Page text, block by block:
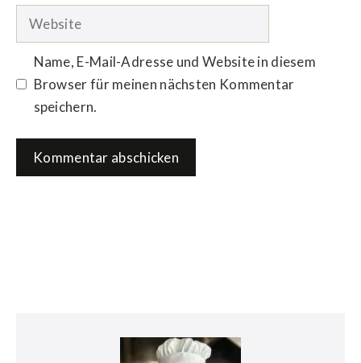
Website
Name, E-Mail-Adresse und Website in diesem
Browser für meinen nächsten Kommentar
speichern.